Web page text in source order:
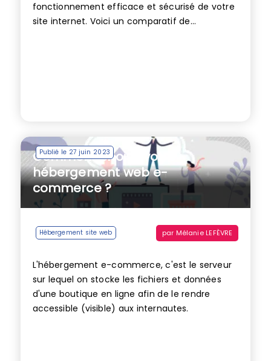
fonctionnement efficace et sécurisé de votre
site internet. Voici un comparatif de...
Publié le 27 juin 2023
Comment choisir votre
hébergement web e-
commerce ?
Hébergement site web par Mélanie LEFÈVRE
L'hébergement e-commerce, c'est le serveur
sur lequel on stocke les fichiers et données
d'une boutique en ligne afin de le rendre
accessible (visible) aux internautes.